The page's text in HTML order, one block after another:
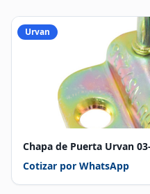
Urvan
Chapa de Puerta Urvan
Cotizar por WhatsApp